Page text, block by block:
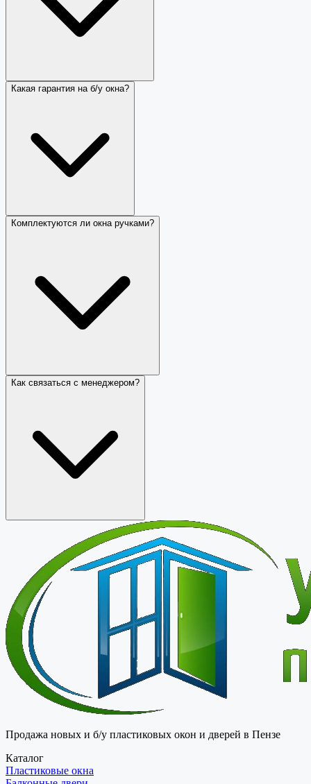
Какая гарантия на б/у окна?
Комплектуются ли окна ручками?
Как связаться с менеджером?
Продажа новых и б/у пластиковых окон и дверей в Пензе
Каталог
Пластиковые окна